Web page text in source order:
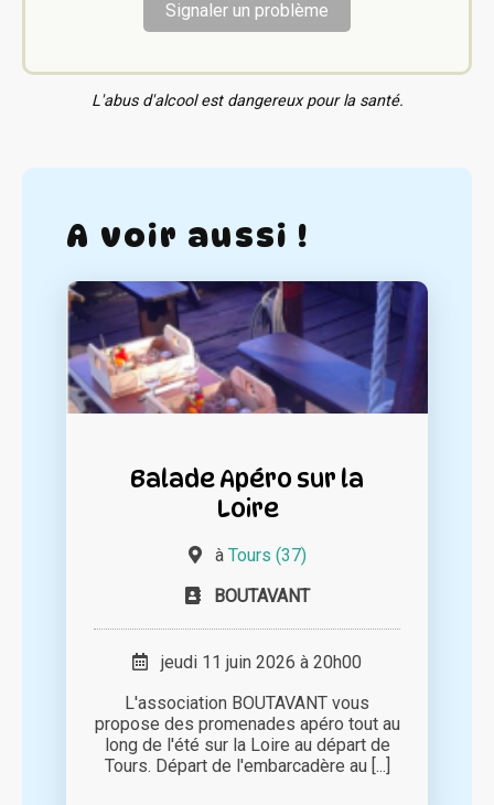
Signaler un problème
L'abus d'alcool est dangereux pour la santé.
A voir aussi !
Balade Apéro sur la
Loire
à Tours (37)
BOUTAVANT
jeudi 11 juin 2026 à 20h00
L'association BOUTAVANT vous
propose des promenades apéro tout au
long de l'été sur la Loire au départ de
Tours. Départ de l'embarcadère au [...]